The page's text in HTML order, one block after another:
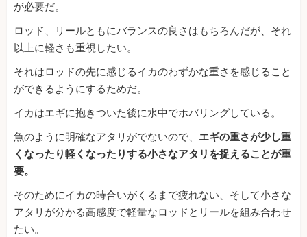
が必要だ。
ロッド、リールともにバランスの良さはもちろんだが、それ
以上に軽さも重視したい。
それはロッドの先に感じるイカのわずかな重さを感じること
ができるようにするためだ。
イカはエギに抱きついた後に水中でホバリングしている。
魚のように明確なアタリがでないので、 エギの重さが少し重
くなったり軽くなったりする小さなアタリを捉えることが重
要。
そのためにイカの時合いがくるまで疲れない、そして小さな
アタリが分かる高感度で軽量なロッドとリールを組み合わせ
たい。